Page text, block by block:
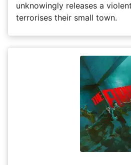
unknowingly releases a
terrorises their small town.